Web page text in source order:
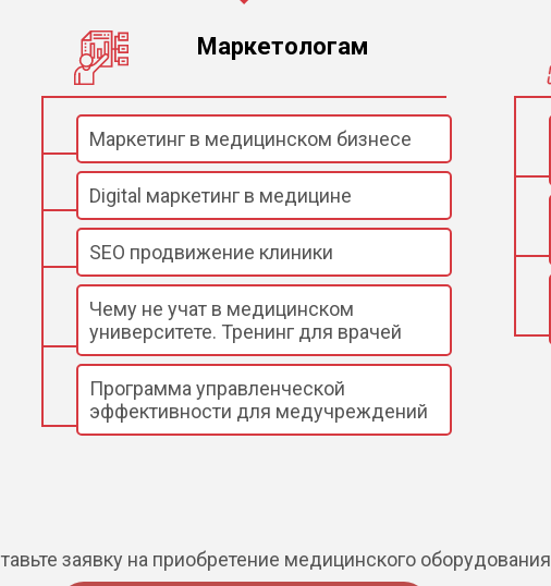
Маркетологам
Маркетинг в медицинском бизнесе
Digital маркетинг в медицине
SEO продвижение клиники
Чему не учат в медицинском
университете. Тренинг для врачей
Программа управленческой
эффективности для медучреждений
заявку на приобретение медицинского оборудования